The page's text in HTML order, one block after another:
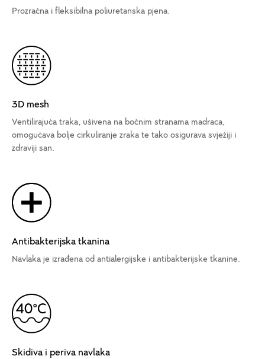
Prozračna i fleksibilna poliuretanska pjena.
3D mesh
Ventilirajuća traka, ušivena na bočnim stranama madraca,
omogućava bolje cirkuliranje zraka te tako osigurava svježiji i
zdraviji san.
Antibakterijska tkanina
Navlaka je izrađena od antialergijske i antibakterijske tkanine.
Skidiva i periva navlaka